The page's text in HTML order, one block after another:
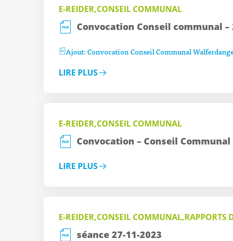
E-REIDER,CONSEIL COMMUNAL
Convocation Conseil communal –
Ajout: Convocation Conseil Communal
LIRE PLUS
E-REIDER,CONSEIL COMMUNAL
Convocation – Conseil
LIRE PLUS
E-REIDER,CONSEIL COMMUNAL,RAPPORTS
séance 27-11-2023